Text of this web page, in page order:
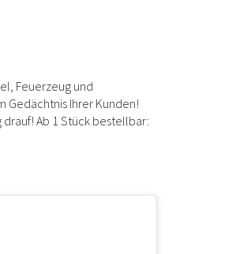
Feuerzeug und
Gedächtnis Ihrer Kunden!
drauf! Ab 1 Stück bestellbar: